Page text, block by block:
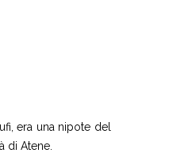
era una nipote del
di Atene.